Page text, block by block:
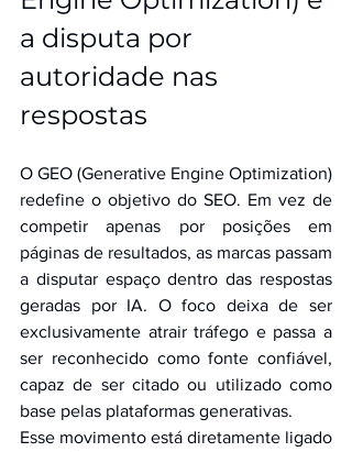
a disputa por
autoridade nas
respostas
O GEO (Generative Engine Optimization)
redefine o objetivo do SEO. Em vez de
competir apenas por posições em
páginas de resultados, as marcas passam
a disputar espaço dentro das respostas
geradas por IA. O foco deixa de ser
exclusivamente atrair tráfego e passa a
ser reconhecido como fonte confiável,
capaz de ser citado ou utilizado como
base pelas plataformas generativas.
Esse movimento está diretamente ligado